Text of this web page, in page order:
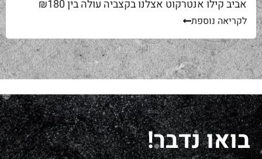
אביב קילו אנטרקוט אצלנו בקצביה עולה בין ₪180
ל-₪220. מחיר יפה – וגם מוצדק, כי זה...
לקריאה נוספת
בואו נדבר!